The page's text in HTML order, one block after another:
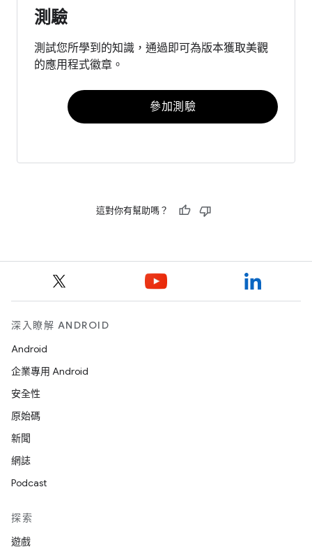
測驗
測試您所學到的知識，通過即可為版本獲取美觀
的應用程式徽章。
參加測驗
這對你有幫助嗎？
深入瞭解 ANDROID
Android
企業專用 Android
安全性
原始碼
新聞
網誌
Podcast
探索
遊戲